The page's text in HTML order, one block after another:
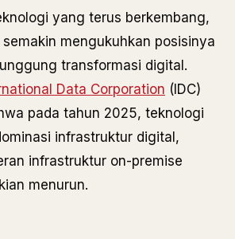
yang terus berkembang,
mengukuhkan posisinya
transformasi digital.
Data Corporation (IDC)
pada tahun 2025, teknologi
infrastruktur digital,
infrastruktur on-premise
menurun.